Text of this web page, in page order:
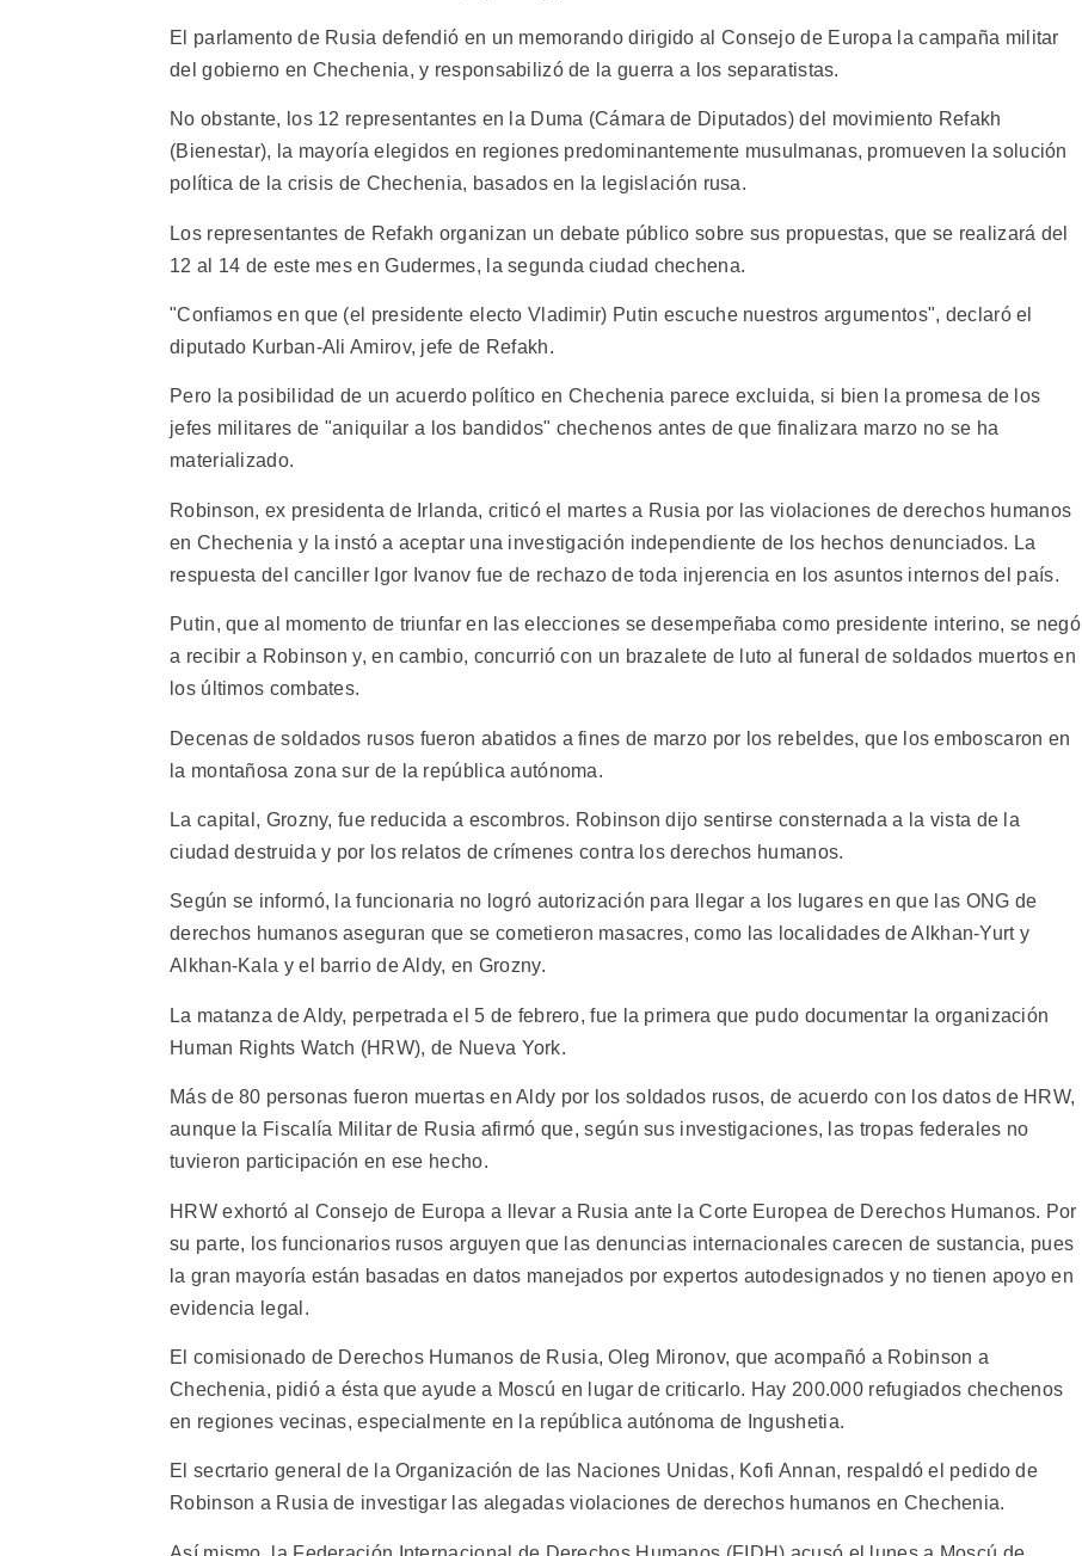
El parlamento de Rusia defendió en un memorando dirigido al Consejo de Europa la campaña militar
del gobierno en Chechenia, y responsabilizó de la guerra a los separatistas.
No obstante, los 12 representantes en la Duma (Cámara de Diputados) del movimiento Refakh
(Bienestar), la mayoría elegidos en regiones predominantemente musulmanas, promueven la solución
política de la crisis de Chechenia, basados en la legislación rusa.
Los representantes de Refakh organizan un debate público sobre sus propuestas, que se realizará del
12 al 14 de este mes en Gudermes, la segunda ciudad chechena.
"Confiamos en que (el presidente electo Vladimir) Putin escuche nuestros argumentos", declaró el
diputado Kurban-Ali Amirov, jefe de Refakh.
Pero la posibilidad de un acuerdo político en Chechenia parece excluida, si bien la promesa de los
jefes militares de "aniquilar a los bandidos" chechenos antes de que finalizara marzo no se ha
materializado.
Robinson, ex presidenta de Irlanda, criticó el martes a Rusia por las violaciones de derechos humanos
en Chechenia y la instó a aceptar una investigación independiente de los hechos denunciados. La
respuesta del canciller Igor Ivanov fue de rechazo de toda injerencia en los asuntos internos del país.
Putin, que al momento de triunfar en las elecciones se desempeñaba como presidente interino, se negó
a recibir a Robinson y, en cambio, concurrió con un brazalete de luto al funeral de soldados muertos en
los últimos combates.
Decenas de soldados rusos fueron abatidos a fines de marzo por los rebeldes, que los emboscaron en
la montañosa zona sur de la república autónoma.
La capital, Grozny, fue reducida a escombros. Robinson dijo sentirse consternada a la vista de la
ciudad destruida y por los relatos de crímenes contra los derechos humanos.
Según se informó, la funcionaria no logró autorización para llegar a los lugares en que las ONG de
derechos humanos aseguran que se cometieron masacres, como las localidades de Alkhan-Yurt y
Alkhan-Kala y el barrio de Aldy, en Grozny.
La matanza de Aldy, perpetrada el 5 de febrero, fue la primera que pudo documentar la organización
Human Rights Watch (HRW), de Nueva York.
Más de 80 personas fueron muertas en Aldy por los soldados rusos, de acuerdo con los datos de HRW,
aunque la Fiscalía Militar de Rusia afirmó que, según sus investigaciones, las tropas federales no
tuvieron participación en ese hecho.
HRW exhortó al Consejo de Europa a llevar a Rusia ante la Corte Europea de Derechos Humanos. Por
su parte, los funcionarios rusos arguyen que las denuncias internacionales carecen de sustancia, pues
la gran mayoría están basadas en datos manejados por expertos autodesignados y no tienen apoyo en
evidencia legal.
El comisionado de Derechos Humanos de Rusia, Oleg Mironov, que acompañó a Robinson a
Chechenia, pidió a ésta que ayude a Moscú en lugar de criticarlo. Hay 200.000 refugiados chechenos
en regiones vecinas, especialmente en la república autónoma de Ingushetia.
El secrtario general de la Organización de las Naciones Unidas, Kofi Annan, respaldó el pedido de
Robinson a Rusia de investigar las alegadas violaciones de derechos humanos en Chechenia.